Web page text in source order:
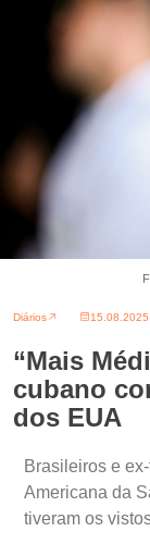
Diários
“Mais
cubano
dos EUA
Brasileiros e
Americana da
tiveram os